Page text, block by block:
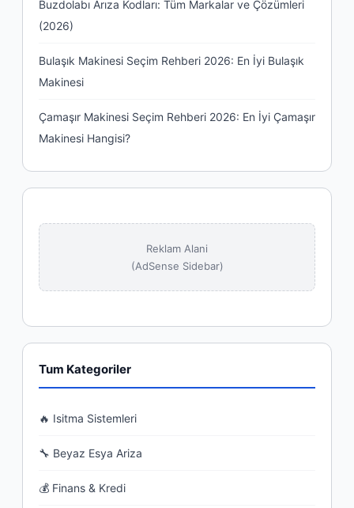
Buzdolabı Arıza Kodları: Tüm Markalar ve Çözümleri
(2026)
Bulaşık Makinesi Seçim Rehberi 2026: En İyi Bulaşık
Makinesi
Çamaşır Makinesi Seçim Rehberi 2026: En İyi Çamaşır
Makinesi Hangisi?
Reklam Alani
(AdSense Sidebar)
Tum Kategoriler
🔥 Isitma Sistemleri
🔧 Beyaz Esya Ariza
💰 Finans & Kredi